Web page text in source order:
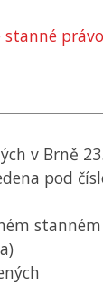
v Brně
pod